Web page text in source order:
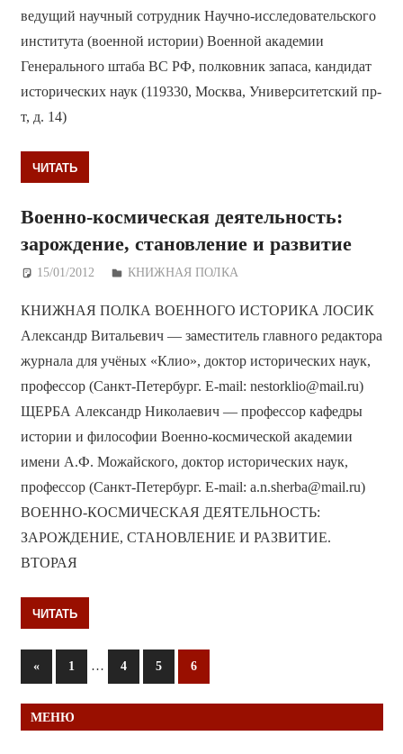
ведущий научный сотрудник Научно-исследовательского
института (военной истории) Военной академии
Генерального штаба ВС РФ, полковник запаса, кандидат
исторических наук (119330, Москва, Университетский пр-
т, д. 14)
ЧИТАТЬ
Военно-космическая деятельность:
зарождение, становление и развитие
15/01/2012 Дежурный по Редакции
КНИЖНАЯ ПОЛКА
КНИЖНАЯ ПОЛКА ВОЕННОГО ИСТОРИКА ЛОСИК
Александр Витальевич — заместитель главного редактора
журнала для учёных «Клио», доктор исторических наук,
профессор (Санкт-Петербург. E-mail: nestorklio@mail.ru)
ЩЕРБА Александр Николаевич — профессор кафедры
истории и философии Военно-космической академии
имени А.Ф. Можайского, доктор исторических наук,
профессор (Санкт-Петербург. E-mail: a.n.sherba@mail.ru)
ВОЕННО-КОСМИЧЕСКАЯ ДЕЯТЕЛЬНОСТЬ:
ЗАРОЖДЕНИЕ, СТАНОВЛЕНИЕ И РАЗВИТИЕ.
ВТОРАЯ
ЧИТАТЬ
Пагинация
записей
«Предыдущие
записи
1 … 4 5 6
МЕНЮ